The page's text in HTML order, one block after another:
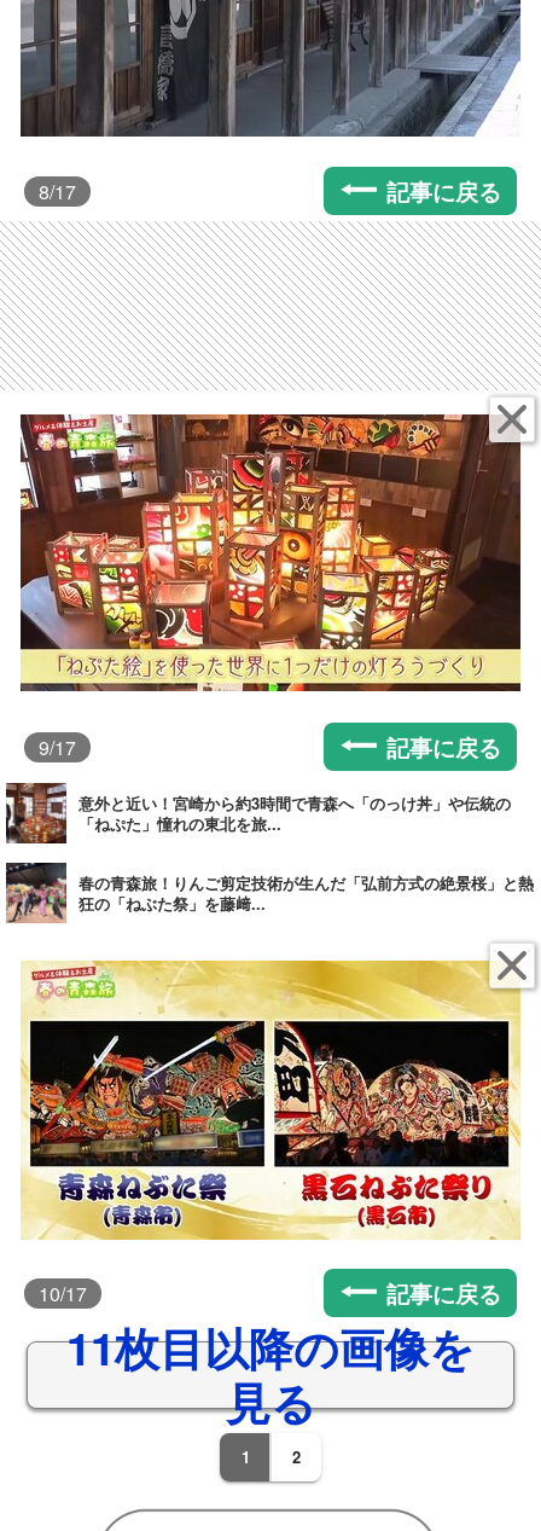
8/17 記事に戻る
9/17 記事に戻る
意外と近い！宮崎から約3時間で青森へ「のっけ丼」や伝統の
「ねぷた」憧れの東北を旅...
春の青森旅！りんご剪定技術が生んだ「弘前方式の絶景桜」と熱
狂の「ねぶた祭」を藤﨑...
10/17 記事に戻る
11枚目以降の画像を
見る
1 2